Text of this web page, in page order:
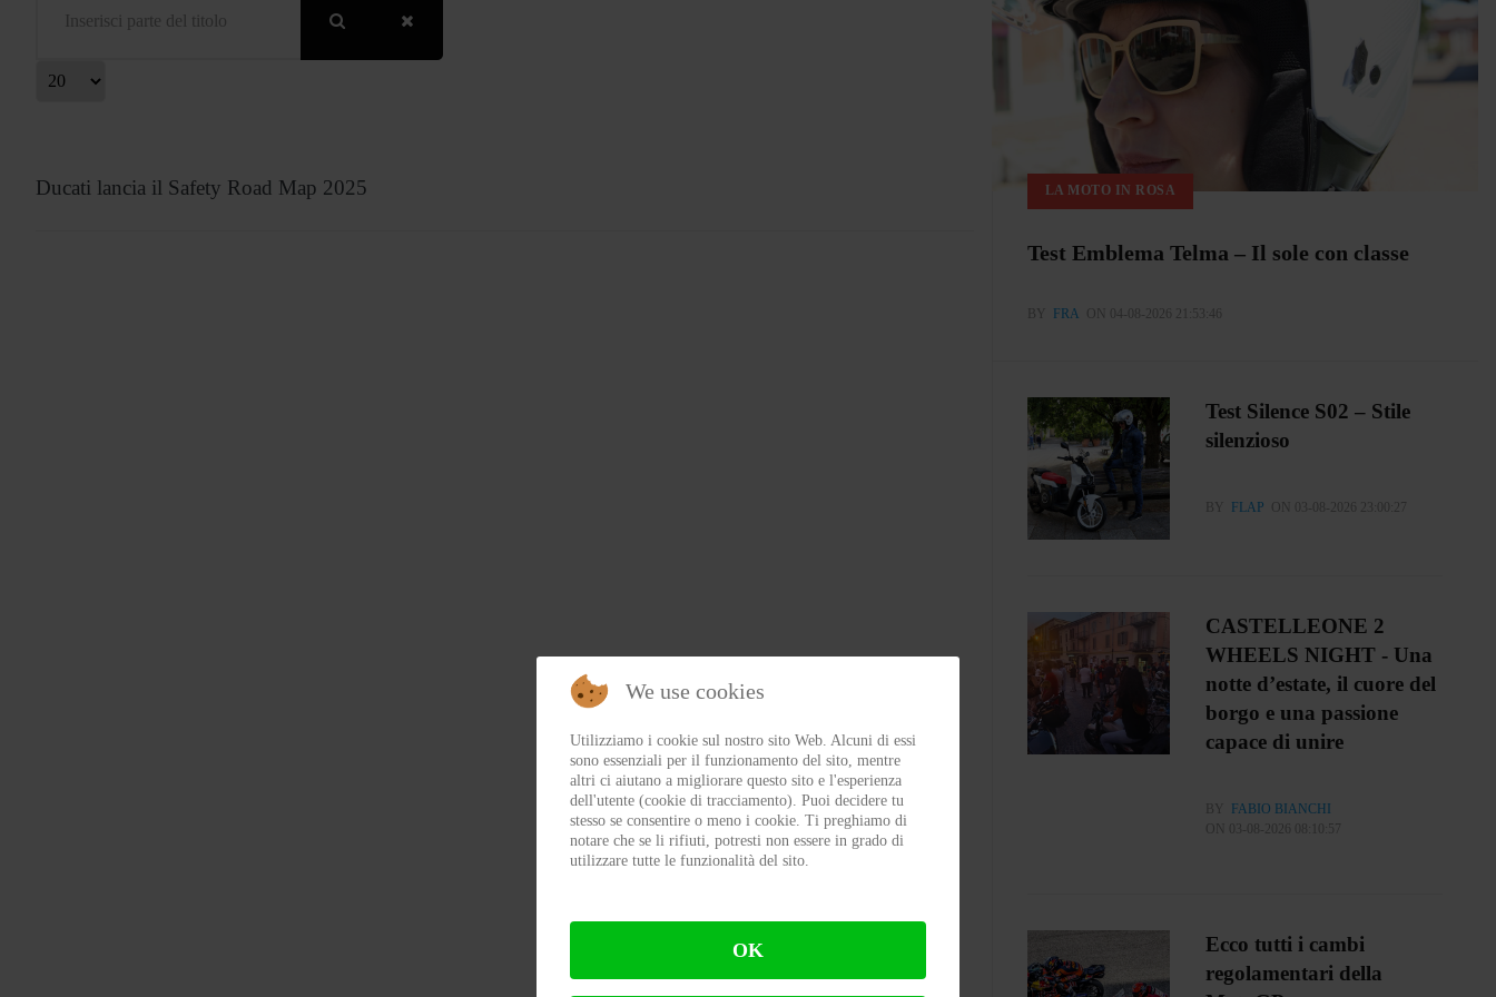
Ducati lancia il Safety Road Map 2025 LA MOTO IN ROSA
Test Emblema Telma – Il sole con classe
BY FRA ON 04-08-2026 21:53:46
Test Silence S02 – Stile
silenzioso
BY FLAP ON 03-08-2026 23:00:27
CASTELLEONE 2
WHEELS NIGHT - Una
notte d’estate, il cuore del
borgo e una passione
capace di unire
BY
FABIO BIANCHI
ON 03-08-2026 08:10:57
Ecco tutti i cambi
regolamentari della
We use cookies
Utilizziamo i cookie sul nostro sito Web. Alcuni di essi
sono essenziali per il funzionamento del sito, mentre
altri ci aiutano a migliorare questo sito e l'esperienza
dell'utente (cookie di tracciamento). Puoi decidere tu
stesso se consentire o meno i cookie. Ti preghiamo di
notare che se li rifiuti, potresti non essere in grado di
utilizzare tutte le funzionalità del sito.
OK